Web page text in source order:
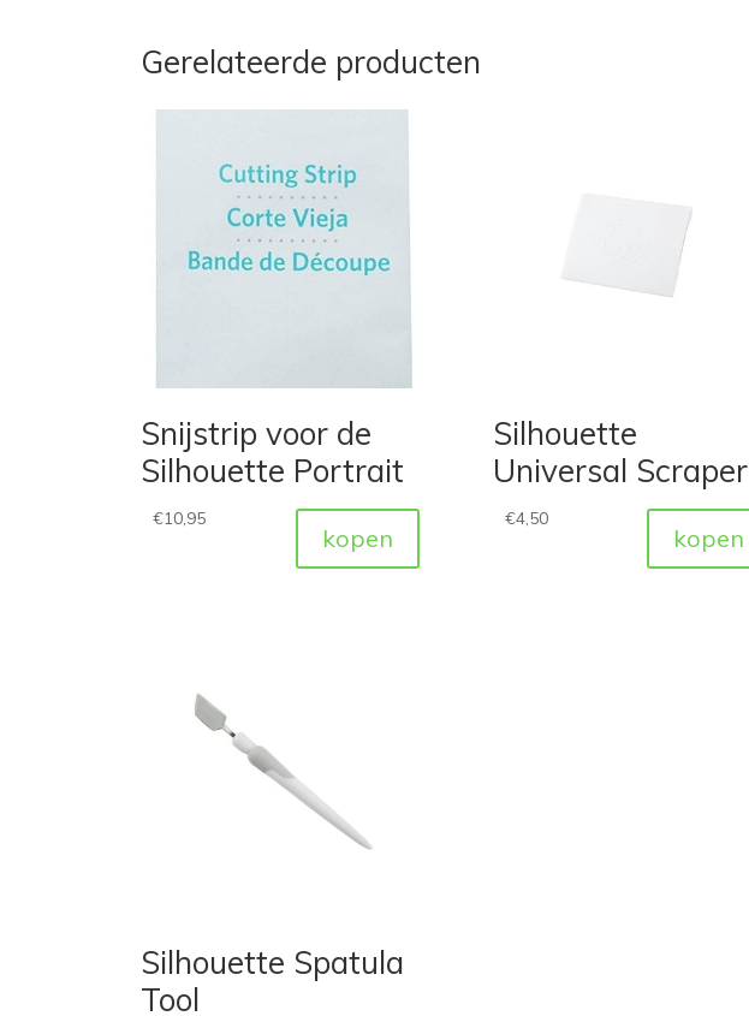
Gerelateerde producten
Snijstrip voor de
Silhouette Portrait
€10,95
kopen
Silhouette
Universal Scraper
€4,50
kopen
Silhouette Spatula
Tool